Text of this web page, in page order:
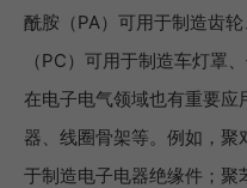
酰胺（PA）可用于制造齿
（PC）可用于制造车灯罩
在电子电气领域也有重要
器、线圈骨架等。例如，
于制造电子电器绝缘件；聚